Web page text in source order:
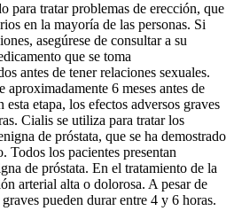
para tratar problemas de erección, que
en la mayoría de las personas. Si
asegúrese de consultar a su
que se toma
antes de tener relaciones sexuales.
aproximadamente 6 meses antes de
esta etapa, los efectos adversos graves
Cialis se utiliza para tratar los
de próstata, que se ha demostrado
Todos los pacientes presentan
de próstata. En el tratamiento de la
arterial alta o dolorosa. A pesar de
pueden durar entre 4 y 6 horas.